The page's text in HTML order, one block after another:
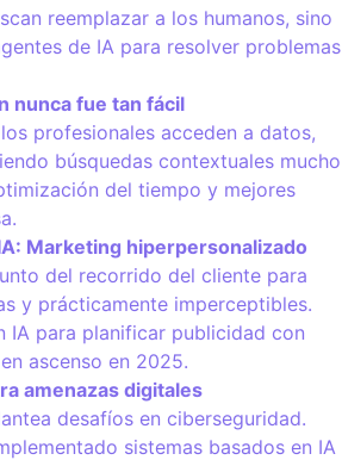
reemplazar a los humanos, sino
de IA para resolver problemas
nunca fue tan fácil
profesionales acceden a datos,
búsquedas contextuales mucho
del tiempo y mejores
Marketing hiperpersonalizado
del recorrido del cliente para
y prácticamente imperceptibles.
IA para planificar publicidad con
ascenso en 2025.
amenazas digitales
desafíos en ciberseguridad.
sistemas basados en IA